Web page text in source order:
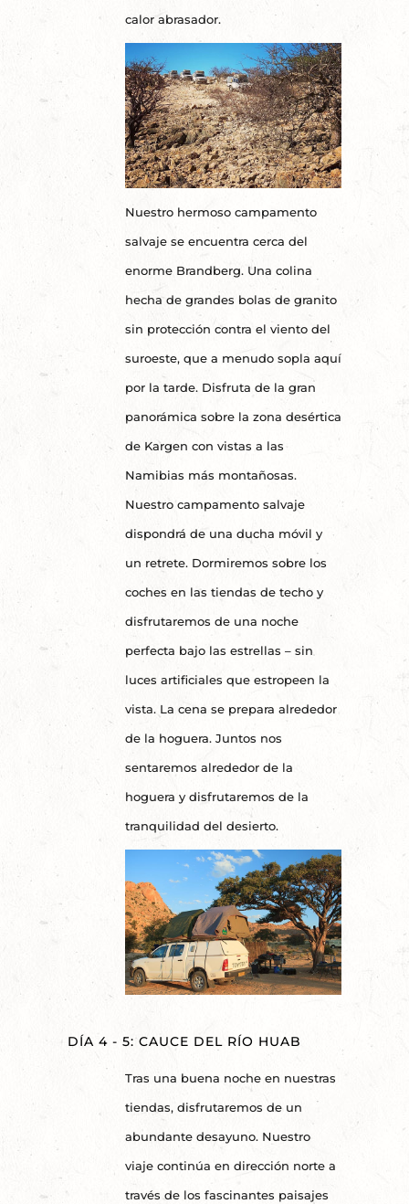
calor abrasador.
Nuestro hermoso campamento
salvaje se encuentra cerca del
enorme Brandberg. Una colina
hecha de grandes bolas de granito
sin protección contra el viento del
suroeste, que a menudo sopla aquí
por la tarde. Disfruta de la gran
panorámica sobre la zona desértica
de Kargen con vistas a las
Namibias más montañosas.
Nuestro campamento salvaje
dispondrá de una ducha móvil y
un retrete. Dormiremos sobre los
coches en las tiendas de techo y
disfrutaremos de una noche
perfecta bajo las estrellas – sin
luces artificiales que estropeen la
vista. La cena se prepara alrededor
de la hoguera. Juntos nos
sentaremos alrededor de la
hoguera y disfrutaremos de la
tranquilidad del desierto.
DÍA 4 - 5: CAUCE DEL RÍO HUAB
Tras una buena noche en nuestras
tiendas, disfrutaremos de un
abundante desayuno. Nuestro
viaje continúa en dirección norte a
través de los fascinantes paisajes